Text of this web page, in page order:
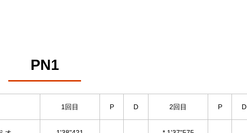
PN1
1回目 P D 2回目 P D